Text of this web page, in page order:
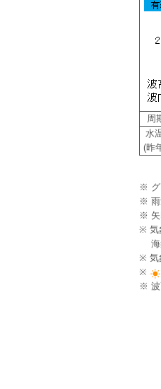
周
水
(昨
※ グ
※ 雨
※ 矢
※ 気
海
※ 気
※
※ 波